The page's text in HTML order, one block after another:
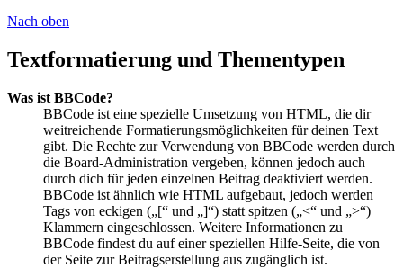
Nach oben
Textformatierung und Thementypen
Was ist BBCode?
BBCode ist eine spezielle Umsetzung von HTML, die dir
weitreichende Formatierungsmöglichkeiten für deinen Text
gibt. Die Rechte zur Verwendung von BBCode werden durch
die Board-Administration vergeben, können jedoch auch
durch dich für jeden einzelnen Beitrag deaktiviert werden.
BBCode ist ähnlich wie HTML aufgebaut, jedoch werden
Tags von eckigen („[“ und „]“) statt spitzen („<“ und „>“)
Klammern eingeschlossen. Weitere Informationen zu
BBCode findest du auf einer speziellen Hilfe-Seite, die von
der Seite zur Beitragserstellung aus zugänglich ist.